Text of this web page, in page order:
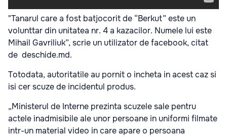
"Tanarul care a fost batjocorit de “Berkut” este un
volunttar din unitatea nr. 4 a kazacilor. Numele lui este
Mihail Gavriliuk”, scrie un utilizator de facebook, citat
de deschide.md.
Totodata, autoritatile au pornit o incheta in acest caz si
isi cer scuze de incidentul produs.
„Ministerul de Interne prezinta scuzele sale pentru
actele inadmisibile ale unor persoane in uniformi filmate
intr-un material video in care apare o persoana